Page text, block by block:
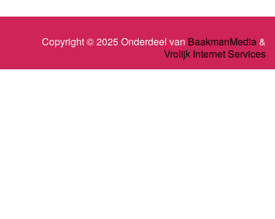
Copyright © 2025 Onderdeel van BaakmanMedia&
Vrolijk Internet Services